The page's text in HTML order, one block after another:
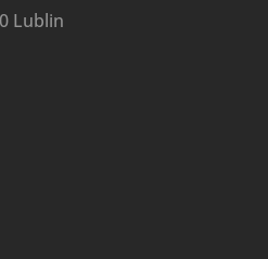
Lublin